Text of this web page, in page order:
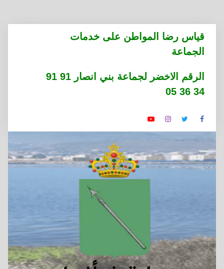
المحتوى
قياس رضا المواطن على خدمات
الجماعة
الرقم الاخضر لجماعة بني انصار 91 91
34 36 05